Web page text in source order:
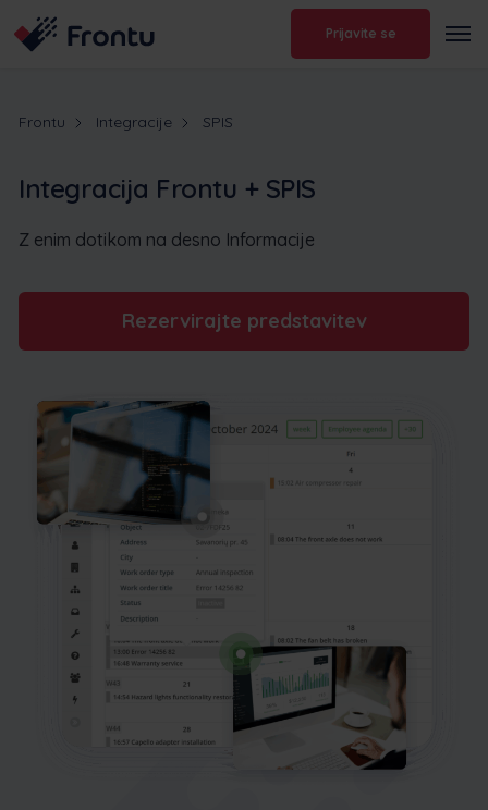
Prijavite se
Frontu Integracije SPIS
Integracija Frontu + SPIS
Z enim dotikom na desno Informacije
Rezervirajte predstavitev